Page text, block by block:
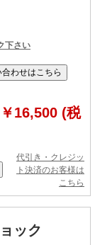
下さい
￥16,500 (税
代引き・クレジッ
ト決済のお客様は
こちら
ック